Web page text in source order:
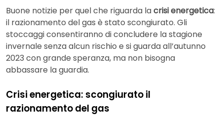
Buone notizie per quel che riguarda lacrisi energetica:
il razionamento del gas è stato scongiurato. Gli
stoccaggi consentiranno di concludere la stagione
invernale senza alcun rischio e si guarda all’autunno
2023 con grande speranza, ma non bisogna
abbassare la guardia.
Crisi energetica: scongiurato il
razionamento del gas